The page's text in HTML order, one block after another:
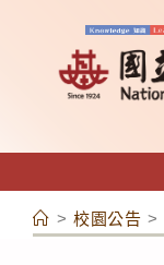
容
> 校園公告 >